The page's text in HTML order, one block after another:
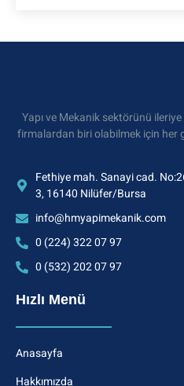
Yapı ve Mekanik sektörünü
firmalardan biri olabilmek için her
Fethiye mah. Sanayi cad.
3, 16140 Nilüfer/Bursa
info@hmyapimekanik.com
0 (224) 322 07 97
0 (532) 202 07 97
Hızlı Menü
Anasayfa
Hakkımızda